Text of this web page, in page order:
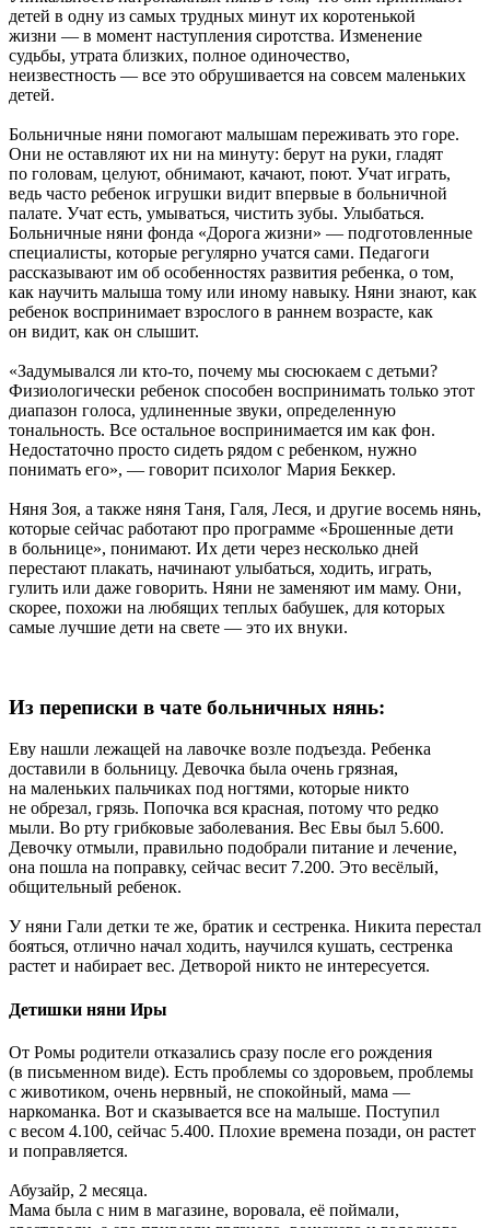
детей в одну из самых трудных минут их коротенькой
жизни — в момент наступления сиротства. Изменение
судьбы, утрата близких, полное одиночество,
неизвестность — все это обрушивается на совсем маленьких
детей.
Больничные няни помогают малышам переживать это горе.
Они не оставляют их ни на минуту: берут на руки, гладят
по головам, целуют, обнимают, качают, поют. Учат играть,
ведь часто ребенок игрушки видит впервые в больничной
палате. Учат есть, умываться, чистить зубы. Улыбаться.
Больничные няни фонда «Дорога жизни» — подготовленные
специалисты, которые регулярно учатся сами. Педагоги
рассказывают им об особенностях развития ребенка, о том,
как научить малыша тому или иному навыку. Няни знают, как
ребенок воспринимает взрослого в раннем возрасте, как
он видит, как он слышит.
«Задумывался ли кто-то, почему мы сюсюкаем с детьми?
Физиологически ребенок способен воспринимать только этот
диапазон голоса, удлиненные звуки, определенную
тональность. Все остальное воспринимается им как фон.
Недостаточно просто сидеть рядом с ребенком, нужно
понимать его», — говорит психолог Мария Беккер.
Няня Зоя, а также няня Таня, Галя, Леся, и другие восемь нянь,
которые сейчас работают про программе «Брошенные дети
в больнице», понимают. Их дети через несколько дней
перестают плакать, начинают улыбаться, ходить, играть,
гулить или даже говорить. Няни не заменяют им маму. Они,
скорее, похожи на любящих теплых бабушек, для которых
самые лучшие дети на свете — это их внуки.
Из переписки в чате больничных нянь:
Еву нашли лежащей на лавочке возле подъезда. Ребенка
доставили в больницу. Девочка была очень грязная,
на маленьких пальчиках под ногтями, которые никто
не обрезал, грязь. Попочка вся красная, потому что редко
мыли. Во рту грибковые заболевания. Вес Евы был 5.600.
Девочку отмыли, правильно подобрали питание и лечение,
она пошла на поправку, сейчас весит 7.200. Это весёлый,
общительный ребенок.
У няни Гали детки те же, братик и сестренка. Никита перестал
бояться, отлично начал ходить, научился кушать, сестренка
растет и набирает вес. Детворой никто не интересуется.
Детишки няни Иры
От Ромы родители отказались сразу после его рождения
(в письменном виде). Есть проблемы со здоровьем, проблемы
с животиком, очень нервный, не спокойный, мама —
наркоманка. Вот и сказывается все на малыше. Поступил
с весом 4.100, сейчас 5.400. Плохие времена позади, он растет
и поправляется.
Абузайр, 2 месяца.
Мама была с ним в магазине, воровала, её поймали,